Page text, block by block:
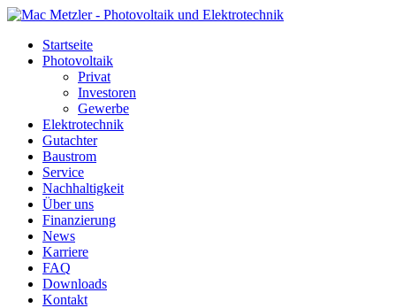
Startseite
Photovoltaik
Privat
Investoren
Gewerbe
Elektrotechnik
Gutachter
Baustrom
Service
Nachhaltigkeit
Über uns
Finanzierung
News
Karriere
FAQ
Downloads
Kontakt